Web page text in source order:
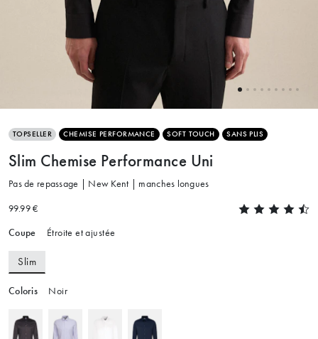
TOPSELLER CHEMISE PERFORMANCE SOFT TOUCH SANS PLIS
Slim Chemise Performance Uni
Pas de repassage | New Kent | manches longues
99.99 €
Coupe Étroite et ajustée
Slim
Coloris Noir